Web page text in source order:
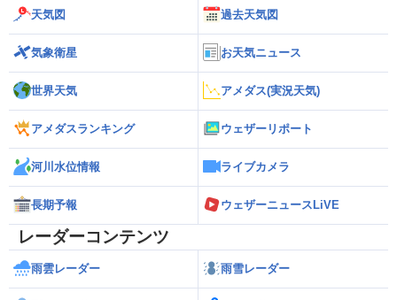
天気図 過去天気図
気象衛星 お天気ニュース
世界天気 アメダス(実況天気)
アメダスランキング ウェザーリポート
河川水位情報 ライブカメラ
長期予報 ウェザーニュースLiVE
レーダーコンテンツ
雨雲レーダー 雨雪レーダー